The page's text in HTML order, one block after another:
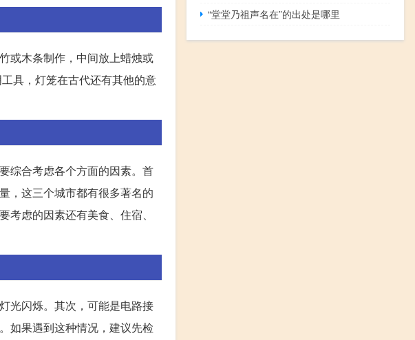
或木条制作，中间放上蜡烛或
具，灯笼在古代还有其他的意
综合考虑各个方面的因素。首
，这三个城市都有很多著名的
虑的因素还有美食、住宿、
光闪烁。其次，可能是电路接
如果遇到这种情况，建议先检
“堂堂乃祖声名在”的出处是哪里